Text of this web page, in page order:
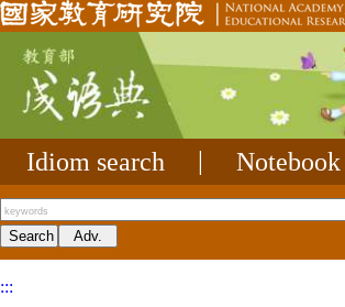
Idiom search Notebook
:::